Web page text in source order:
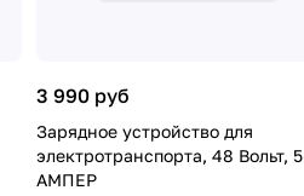
3 990 руб
Зарядное устройство для
электротранспорта, 48 Вольт, 5
АМПЕР